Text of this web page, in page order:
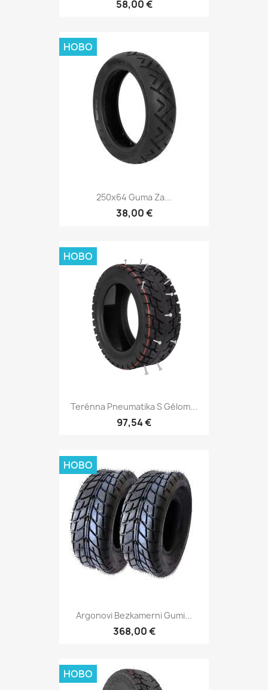
58,00 €
250x64 Guma Za...
38,00 €
НОВО
Terénna Pneumatika S Gélom...
97,54 €
НОВО
Argonovi Bezkamerni Gumi...
368,00 €
НОВО
НОВО